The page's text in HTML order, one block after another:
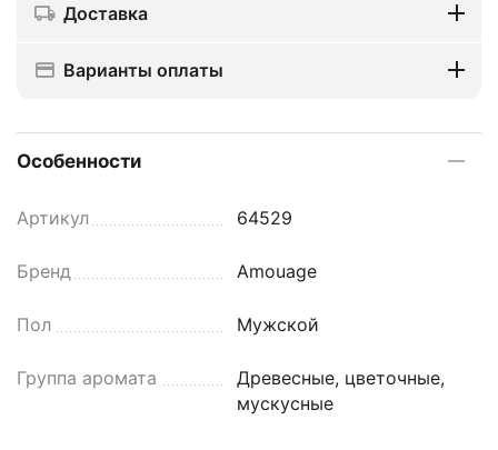
Доставка
Варианты оплаты
Особенности
Артикул 64529
Бренд Amouage
Пол Мужской
Группа аромата
Древесные, цветочные,
мускусные